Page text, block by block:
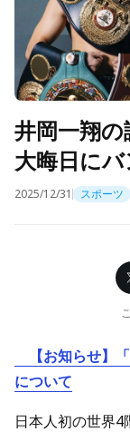
井岡一翔
大晦日に
2025/12/31 スポーツ
【お知らせ】
について
日本人初の世界